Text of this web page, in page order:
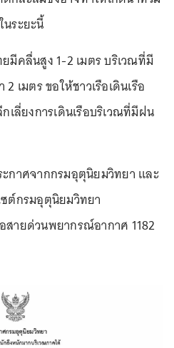
ระยะนี้
มีคลื่นสูง 1-2 เมตร บริเวณที่มี
เมตร ขอให้ชาวเรือเดินเรือ
เลี่ยงการเดินเรือบริเวณที่มีฝน
กาศจากกรมอุตุนิยมวิทยา และ
ต์กรมอุตุนิยมวิทยา
สายด่วนพยากรณ์อากาศ 1182